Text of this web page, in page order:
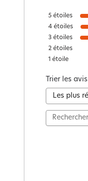
5 étoiles
4 étoiles
3 étoiles
2 étoiles
1 étoile
Trier les avis